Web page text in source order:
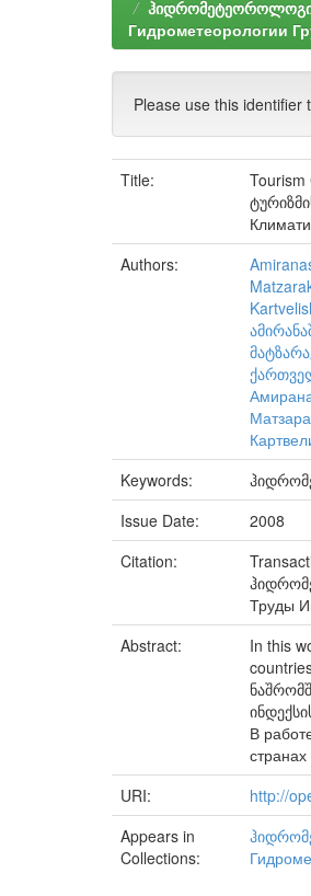
Гидрометеорологии
Please use this identifier
Title:
Tourism
Authors:
Keywords:
Issue Date:
2008
Citation:
Труды
Abstract:
In this
В
странах
URI:
http://
Appears in
Collections: